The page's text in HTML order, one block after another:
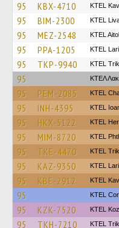
95 KBX-4710 KTEL
95 BIM-2300 KTEL
95 MEZ-2548 KTEL
95 PPA-1205 KTEL
95 TKP-9940 ΚΤΕL
95 ΚΤΕΛ
95 PEM-2085 KTEL
95 INH-4395 KTEL
95 HKX-5122 KTEL
95 MIM-8720 ΚΤΕL
95 TKE-4470 ΚΤΕL
95 KAZ-9350 KTEL
95 KBE-2912 KTEL
95 KTEL
95 KZK-7520 ΚΤΕL
95 TKH-7210 ΚΤΕL